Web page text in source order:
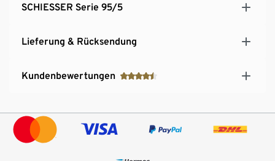
SCHIESSER Serie 95/5
Lieferung & Rücksendung
Kundenbewertungen